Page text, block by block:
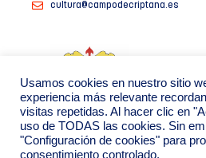
cultura@campodecriptana.es
Ayuntamiento de Campo de
Usamos cookies en nuestro sitio
experiencia más relevante
visitas repetidas. Al hacer clic en
uso de TODAS las cookies. Sin
"Configuración de cookies" para
consentimiento controlado.